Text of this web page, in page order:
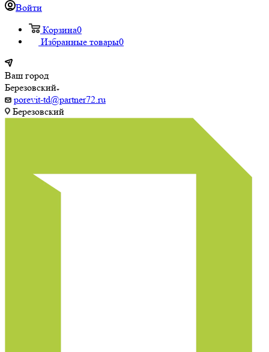
Войти
Корзина0
Избранные товары0
Ваш город
Березовский
porevit-td@partner72.ru
Березовский